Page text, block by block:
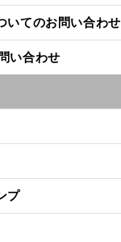
てのお問い合わせ
い合わせ
プ